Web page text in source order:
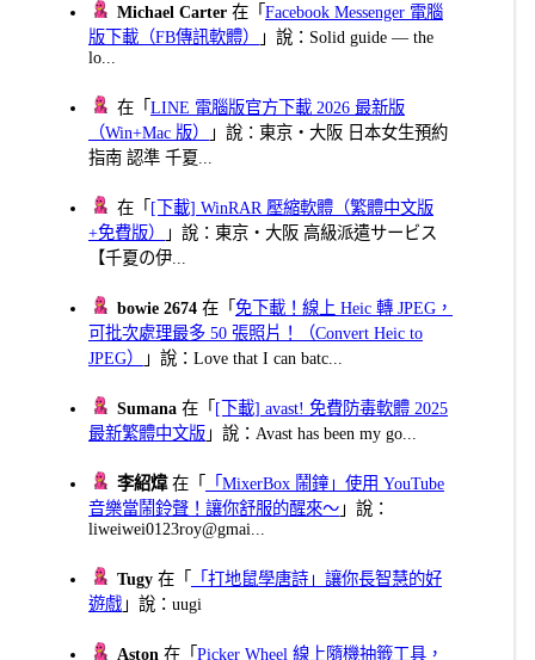
Michael Carter 在「Facebook Messenger 電腦
版下載（FB傳訊軟體）
」說：Solid guide — the
lo...
在「LINE 電腦版官方下載 2026 最新版
（Win+Mac 版）
」說：東京・大阪 日本女生預約
指南 認準 千夏...
在「 [下載] WinRAR 壓縮軟體（繁體中文版
+免費版）
」說：東京・大阪 高級派遣サービス
【千夏の伊...
bowie 2674 在「免下載！線上 Heic 轉 JPEG，
可批次處理最多 50 張照片！（Convert Heic to
JPEG）
」說：Love that I can batc...
Sumana 在「 [下載] avast! 免費防毒軟體 2025
最新繁體中文版 」說：Avast has been my go...
李紹煒在「
「MixerBox 鬧鐘」使用 YouTube
音樂當鬧鈴聲！讓你舒服的醒來～ 」說：
liweiwei0123roy@gmai...
Tugy 在「
「打地鼠學唐詩」讓你長智慧的好
遊戲 」說：uugi
Aston 在「Picker Wheel 線上隨機抽籤工具，